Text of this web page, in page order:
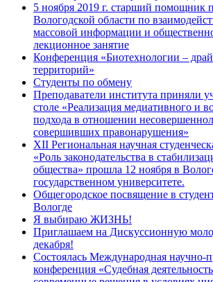
5 ноября 2019 г. старший помощник
Вологодской области по
массовой информации и
лекционное занятие
Конференция «Биотехнологии –
территорий»
Студенты по обмену
Преподаватели института приняли
столе «Реализация медиативного и
подхода в отношении
совершивших правонарушения»
XII Региональная научная
«Роль законодательства в
общества» прошла 12 ноября в
государственном университете.
Общегородское посвящение в
Вологде
Я выбираю ЖИЗНЬ!
Приглашаем на Дискуссионную
декабря!
Состоялась Международная научно-
конференция «Судебная